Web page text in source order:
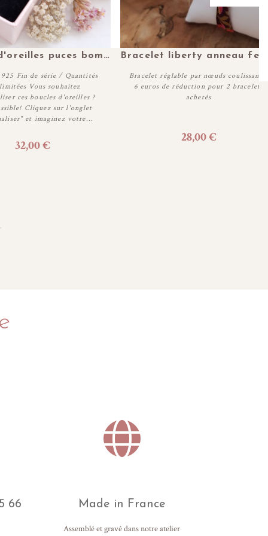
Personnaliser
Plus de détails Boucles d'oreilles puces bombées en argent personnalisables
Fin de série / Quantités
Vous souhaitez
ces boucles d'oreilles ?
Cliquez sur l'onglet
et imaginez votre...
32,00 €
Plus de détails
Bracelet réglable par nœuds coulissants
6 euros de réduction pour 2 bracelets
achetés
28,00 €
66 Made in France
Assemblé et gravé dans notre atelier